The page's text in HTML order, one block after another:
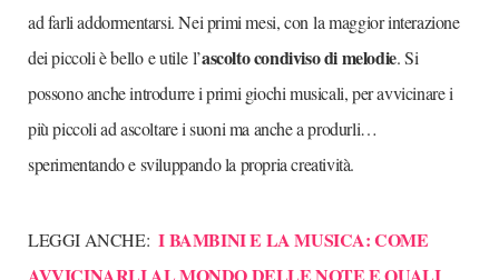
adfarliaddormentarsi.Nei primi mesi,conla maggior interazione
dei piccoliè belloe utilel’ascolto condiviso di melodie.Si
possonoancheintrodurre i primi giochi musicali, per avvicinare i
più piccoli ad ascoltare i suoni ma anche a produrli…
sperimentando e sviluppando la propria creatività.
LEGGI ANCHE: I BAMBINI E LA MUSICA: COME
AVVICINARLI AL MONDO DELLE NOTE E QUALI